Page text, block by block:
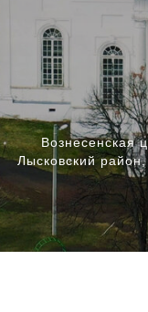
Вознесенская
Лысковский